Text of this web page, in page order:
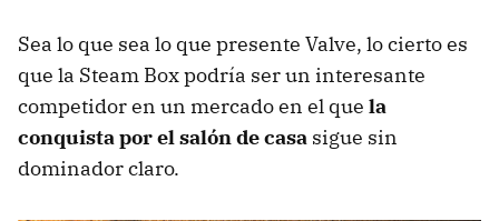
Sea lo que sea lo que presente Valve, lo cierto es
que la Steam Box podría ser un interesante
competidor en un mercado en el que la
conquista por el salón de casa sigue sin
dominador claro.